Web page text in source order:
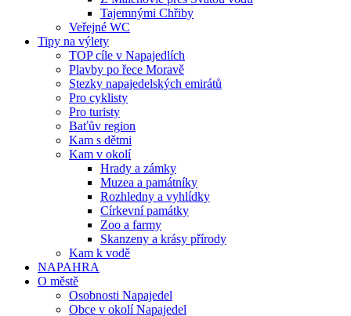
Tajemnými Chřiby
Veřejné WC
Tipy na výlety
TOP cíle v Napajedlích
Plavby po řece Moravě
Stezky napajedelských emirátů
Pro cyklisty
Pro turisty
Baťův region
Kam s dětmi
Kam v okolí
Hrady a zámky
Muzea a památníky
Rozhledny a vyhlídky
Církevní památky
Zoo a farmy
Skanzeny a krásy přírody
Kam k vodě
NAPAHRA
O městě
Osobnosti Napajedel
Obce v okolí Napajedel